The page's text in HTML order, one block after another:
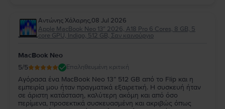
Αντώνης Χάλαρης,08 Jul 2026
Apple MacBook Neo 13″ 2026, A18 Pro 6 Cores, 8 GB, 5
core GPU, Indigo, 512 GB, Σαν καινούργιο
MacBook Neo
5/5 Επαληθευμένη κριτική
Αγόρασα ένα MacBook Neo 13” 512 GB από το Flip και η
εμπειρία μου ήταν πραγματικά εξαιρετική. Η συσκευή ήταν
σε άριστη κατάσταση, καλύτερη ακόμη και από όσο
περίμενα, προσεκτικά συσκευασμένη και ακριβώς όπως